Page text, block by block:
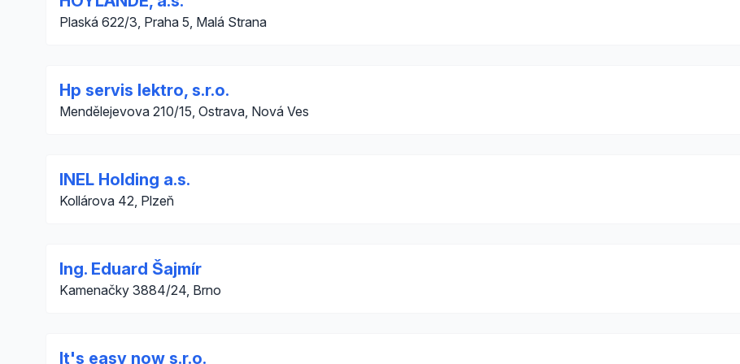
Plaská 622/3, Praha 5, Malá Strana
Hp servis lektro, s.r.o.
Mendělejevova 210/15, Ostrava, Nová Ves
INEL Holding a.s.
Kollárova 42, Plzeň
Ing. Eduard Šajmír
Kamenačky 3884/24, Brno
It's easy now s.r.o.